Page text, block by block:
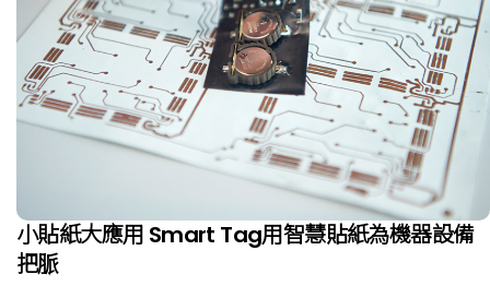
小貼紙大應用 Smart Tag用智慧貼紙為機器設備
把脈